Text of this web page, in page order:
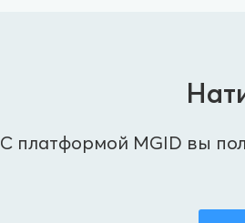
С платформой MGID вы